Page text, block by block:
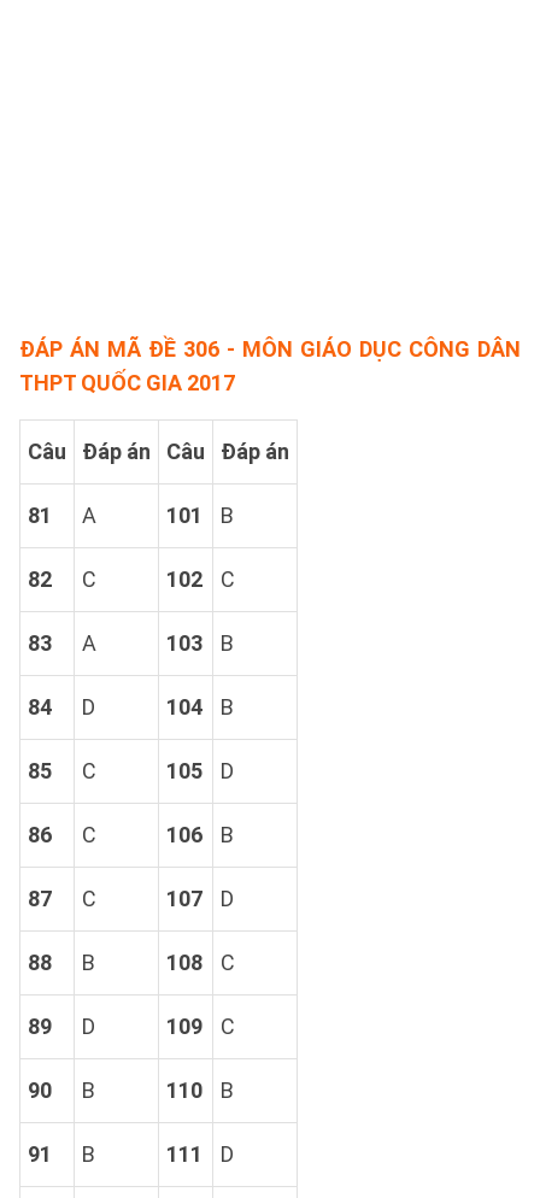
ĐÁP ÁN MÃ ĐỀ 306 - MÔN GIÁO DỤC CÔNG DÂN
THPT QUỐC GIA 2017
Câu Đáp án Câu Đáp án
81 A 101 B
82 C 102 C
83 A 103 B
84 D 104 B
85 C 105 D
86 C 106 B
87 C 107 D
88 B 108 C
89 D 109 C
90 B 110 B
91 B 111 D